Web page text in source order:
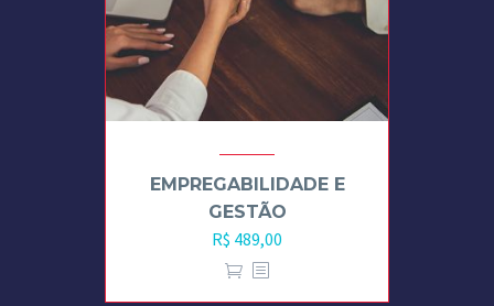
EMPREGABILIDADE E
GESTÃO
R$ 489,00